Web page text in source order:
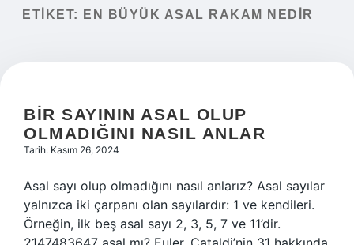
ETIKET: EN BÜYÜK ASAL RAKAM NEDIR
BIR SAYININ ASAL OLUP
OLMADIĞINI NASIL ANLAR
Tarih: Kasım 26, 2024
Asal sayı olup olmadığını nasıl anlarız? Asal sayılar
yalnızca iki çarpanı olan sayılardır: 1 ve kendileri.
Örneğin, ilk beş asal sayı 2, 3, 5, 7 ve 11’dir.